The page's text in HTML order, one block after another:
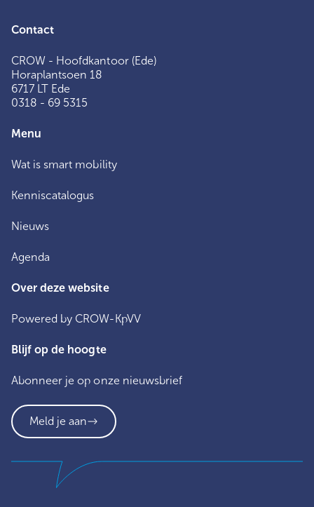
Contact
CROW - Hoofdkantoor (Ede)
Horaplantsoen 18
6717 LT Ede
0318 - 69 5315
Menu
Wat is smart mobility
Kenniscatalogus
Nieuws
Agenda
Over deze website
Powered by CROW-KpVV
Blijf op de hoogte
Abonneer je op onze nieuwsbrief
Meld je aan